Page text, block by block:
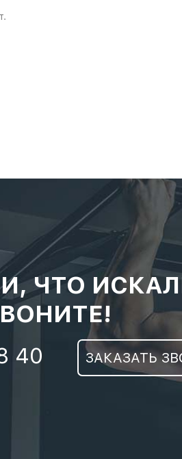
ЧТО
40 ЗАКАЗАТЬ